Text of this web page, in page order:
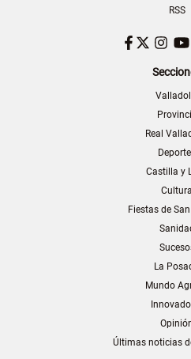
RSS
Facebook
Twitter
Real
Castilla y
Cultura
Fiestas de
La
Mundo
Últimas noticias